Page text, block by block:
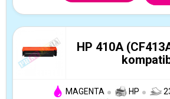
HP 410A
MAGENTA HP